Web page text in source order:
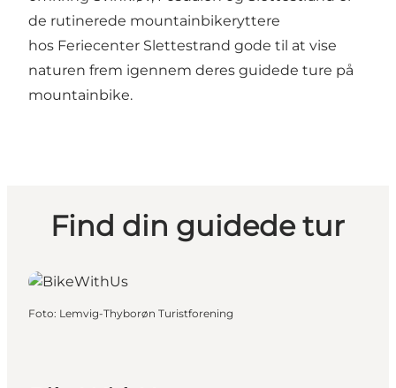
de rutinerede mountainbikeryttere
hos Feriecenter Slettestrand gode til at vise
naturen frem igennem deres guidede ture på
mountainbike.
Find din guidede tur
Foto: Lemvig-Thyborøn Turistforening